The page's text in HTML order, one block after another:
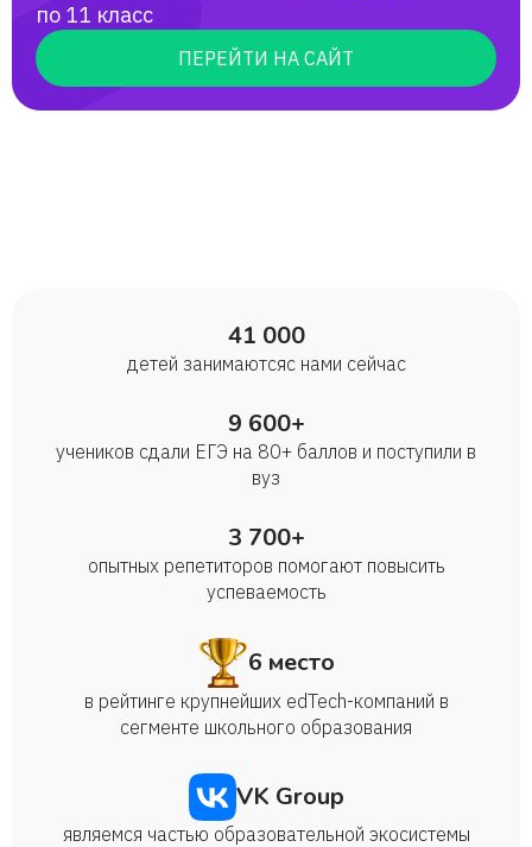
по 11 класс
ПЕРЕЙТИ НА САЙТ
41 000
детей занимаются с нами сейчас
9 600+
учеников сдали ЕГЭ на 80+ баллов и поступили в
вуз
3 700+
опытных репетиторов помогают повысить
успеваемость
6 место
в рейтинге крупнейших edTech-компаний в
сегменте школьного образования
VK Group
являемся частью образовательной экосистемы